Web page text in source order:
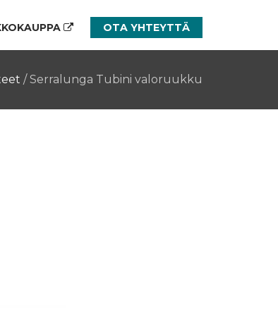
OTA YHTEYTTÄ
/Serralunga Tubini valoruukku